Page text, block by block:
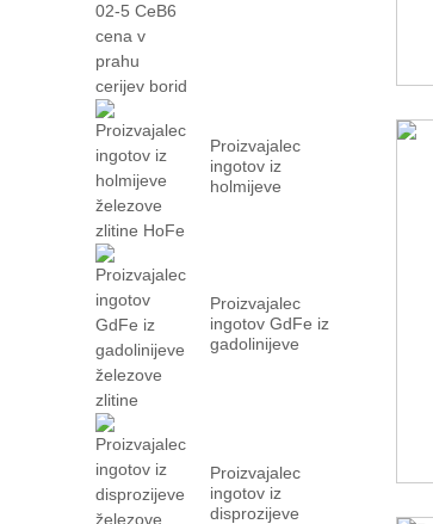
Proizvajalec
ingotov iz
holmijeve
Proizvajalec
ingotov GdFe iz
gadolinijeve
Proizvajalec
ingotov iz
disprozijeve